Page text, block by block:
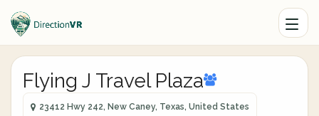
Flying J Travel Plaza
23412 Hwy 242, New Caney, Texas, United States